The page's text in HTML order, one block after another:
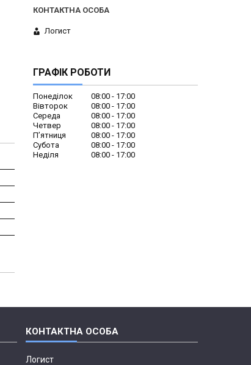
Логист
ГРАФІК РОБОТИ
Понеділок 08:00
17:00
Вівторок
08:00
17:00
Середа
08:00
17:00
Четвер
08:00
17:00
Пʼятниця
08:00
17:00
Субота
08:00
17:00
Неділя
08:00 17:00
Логист